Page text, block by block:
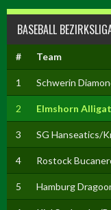
BASEBALL
# Team
1 Schwerin
2 Elmshorn
3 SG Hanseatics/
4 Rostock
5 Hamburg